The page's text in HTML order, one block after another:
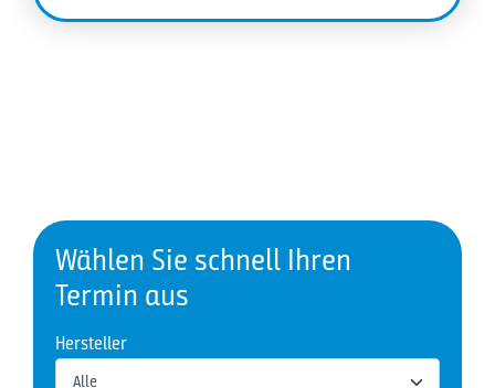
Wählen Sie schnell Ihren
Termin aus
Hersteller